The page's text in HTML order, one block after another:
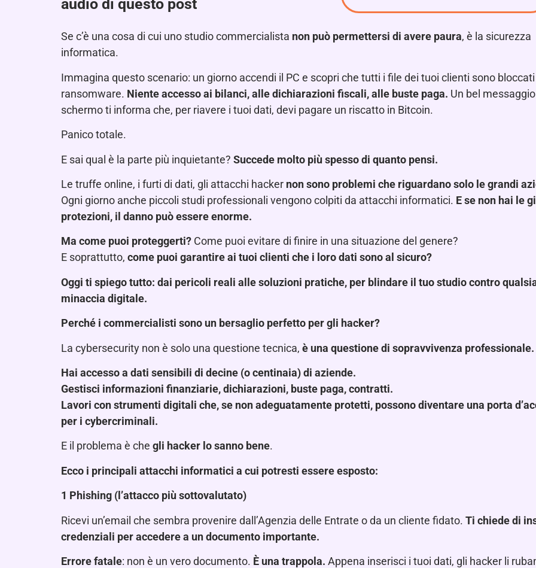
audio di questo post
Se c’è una cosa di cui uno studio commercialista non può permettersi di avere paura, è la sicurezza
informatica.
Immagina questo scenario: un giorno accendi il PC e scopri che tutti i file dei tuoi clienti sono
ransomware. Niente accesso ai bilanci, alle dichiarazioni fiscali, alle buste paga. Un bel
schermo ti informa che, per riavere i tuoi dati, devi pagare un riscatto in Bitcoin.
Panico totale.
E sai qual è la parte più inquietante? Succede molto più spesso di quanto pensi.
Le truffe online, i furti di dati, gli attacchi hacker non sono problemi che riguardano solo le grandi
Ogni giorno anche piccoli studi professionali vengono colpiti da attacchi informatici. E se non hai le
protezioni, il danno può essere enorme.
Ma come puoi proteggerti? Come puoi evitare di finire in una situazione del genere?
E soprattutto, come puoi garantire ai tuoi clienti che i loro dati sono al sicuro?
Oggi ti spiego tutto: dai pericoli reali alle soluzioni pratiche, per blindare il tuo studio contro
minaccia digitale.
Perché i commercialisti sono un bersaglio perfetto per gli hacker?
La cybersecurity non è solo una questione tecnica, è una questione di sopravvivenza professionale.
Hai accesso a dati sensibili di decine (o centinaia) di aziende.
Gestisci informazioni finanziarie, dichiarazioni, buste paga, contratti.
Lavori con strumenti digitali che, se non adeguatamente protetti, possono diventare una porta
per i cybercriminali.
E il problema è che gli hacker lo sanno bene.
Ecco i principali attacchi informatici a cui potresti essere esposto:
1️ Phishing (l’attacco più sottovalutato)
Ricevi un’email che sembra provenire dall’Agenzia delle Entrate o da un cliente fidato. Ti chiede di
credenziali per accedere a un documento importante.
Errore fatale: non è un vero documento. È una trappola. Appena inserisci i tuoi dati, gli hacker li